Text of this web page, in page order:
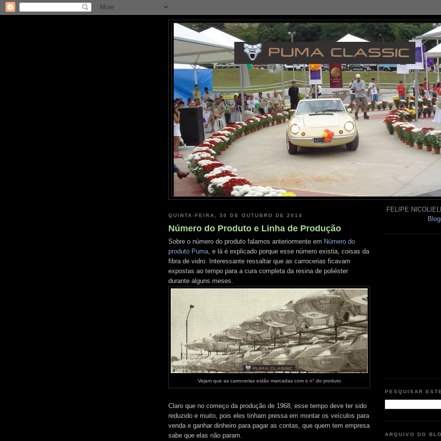
QUINTA-FEIRA, 30 DE OUTUBRO DE 2014
Número do Produto e Linha de Produção
Sobre o número do produto falamos anteriormente em Número do
produto Puma , e lá é explicado porque esse número existia, coisas da
fibra de vidro. Interessante ressaltar que as carrocerias ficavam
expostas ao tempo para a cura completa da resina de poliéster
durante alguns meses.
Vejam que as carrocerias estão marcadas com o n° do produto
Claro que no começo da produção de 1968, esse tempo deve ter sido
reduzido e muito, pois eles tinham pressa em montar os veículos para
venda e ganhar dinheiro para pagar as contas, que quem tem empresa
sabe que elas não param.
FELIPE
PESQUISAR
ARQUIVO DO